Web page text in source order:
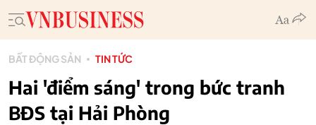
BẤT ĐỘNG SẢN TIN TỨC
Hai 'điểm sáng' trong bức tranh
BĐS tại Hải Phòng